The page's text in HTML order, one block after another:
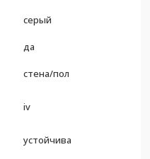
серый
да
стена/пол
iv
устойчива